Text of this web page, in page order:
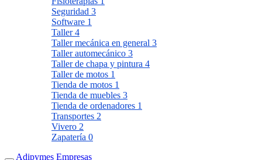
Seguridad 3
Software 1
Taller4
Taller mecánica en general 3
Taller automecánico 3
Taller de chapa y pintura 4
Taller de motos 1
Tienda de motos 1
Tienda de muebles 3
Tienda de ordenadores 1
Transportes 2
Vivero 2
Zapatería 0
Adipymes Empresas